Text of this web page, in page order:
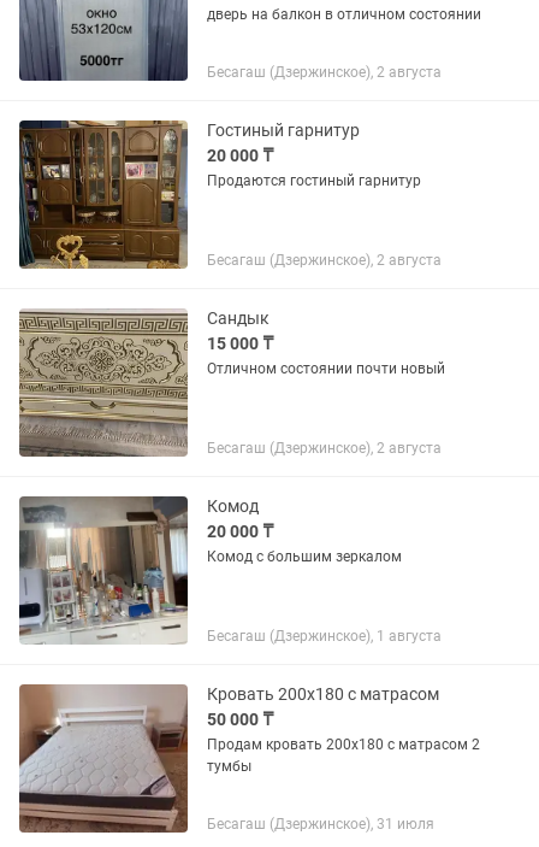
дверь на балкон в отличном состоянии
Бесагаш (Дзержинское), 2 августа
Гостиный гарнитур
20 000 ₸
Продаются гостиный гарнитур
Бесагаш (Дзержинское), 2 августа
Сандык
15 000 ₸
Отличном состоянии почти новый
Бесагаш (Дзержинское), 2 августа
Комод
20 000 ₸
Комод с большим зеркалом
Бесагаш (Дзержинское), 1 августа
Кровать 200х180 с матрасом
50 000 ₸
Продам кровать 200х180 с матрасом 2
тумбы
Бесагаш (Дзержинское), 31 июля